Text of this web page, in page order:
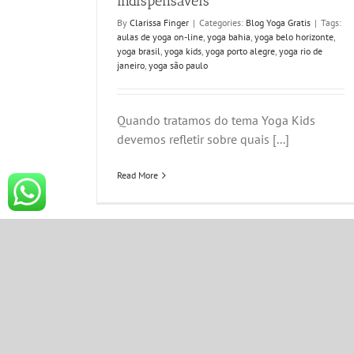
By Clarissa Finger | Categories: Blog Yoga Gratis | Tags:
aulas de yoga on-line, yoga bahia, yoga belo horizonte,
yoga brasil, yoga kids, yoga porto alegre, yoga rio de
janeiro, yoga são paulo
Quando tratamos do tema Yoga Kids
devemos refletir sobre quais [...]
Read More